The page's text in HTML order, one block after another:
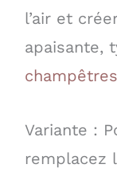
l’air et
apaisante,
Variante :
remplacez